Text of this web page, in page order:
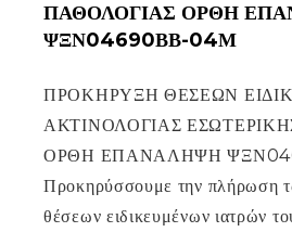
ΠΑΘΟΛΟΓΙΑΣ ΟΡΘΗ
ΨΞΝ04690ΒΒ-04Μ
ΠΡΟΚΗΡΥΞΗ ΘΕΣΕΩΝ
ΑΚΤΙΝΟΛΟΓΙΑΣ
ΟΡΘΗ ΕΠΑΝΑΛΗΨΗ
Προκηρύσσουμε την πλήρωση
θέσεων ειδικευμένων ιατρών